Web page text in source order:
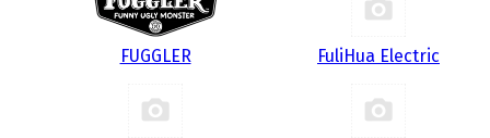
FUGGLER FuliHua Electric